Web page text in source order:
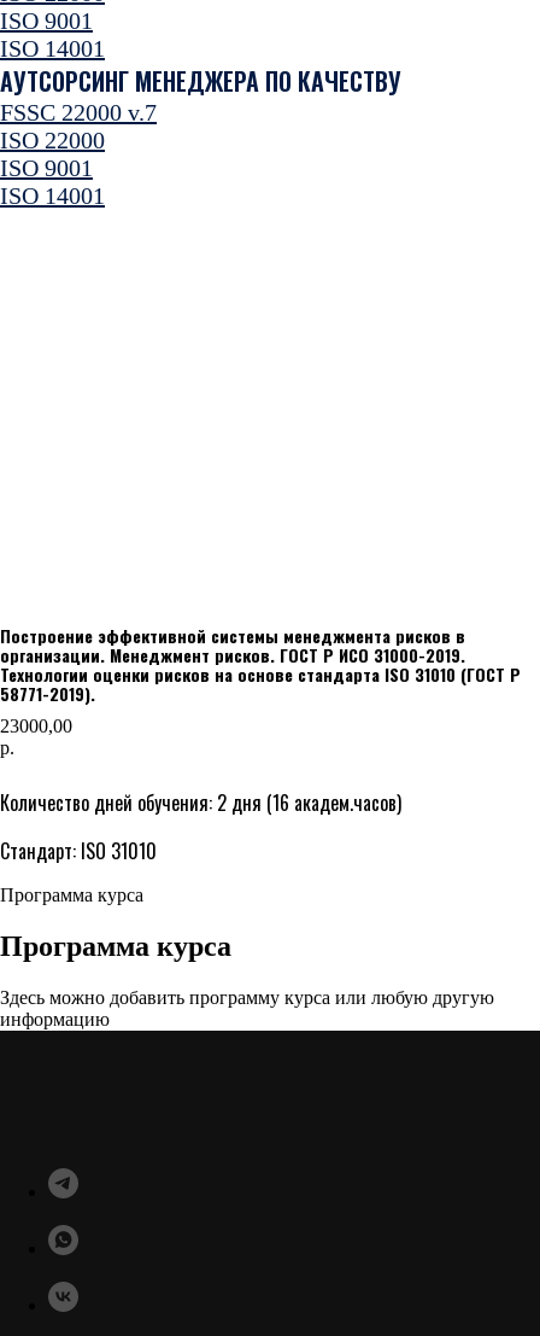
ISO 9001
ISO 14001
АУТСОРСИНГ МЕНЕДЖЕРА ПО КАЧЕСТВУ
FSSC 22000 v.7
ISO 22000
ISO 9001
ISO 14001
Построение эффективной системы менеджмента рисков в
организации. Менеджмент рисков. ГОСТ Р ИСО 31000-2019.
Технологии оценки рисков на основе стандарта ISO 31010 (ГОСТ Р
58771-2019).
23000,00
р.
Количество дней обучения: 2 дня (16 академ.часов)
Стандарт: ISO 31010
Программа курса
Программа курса
Здесь можно добавить программу курса или любую другую
информацию